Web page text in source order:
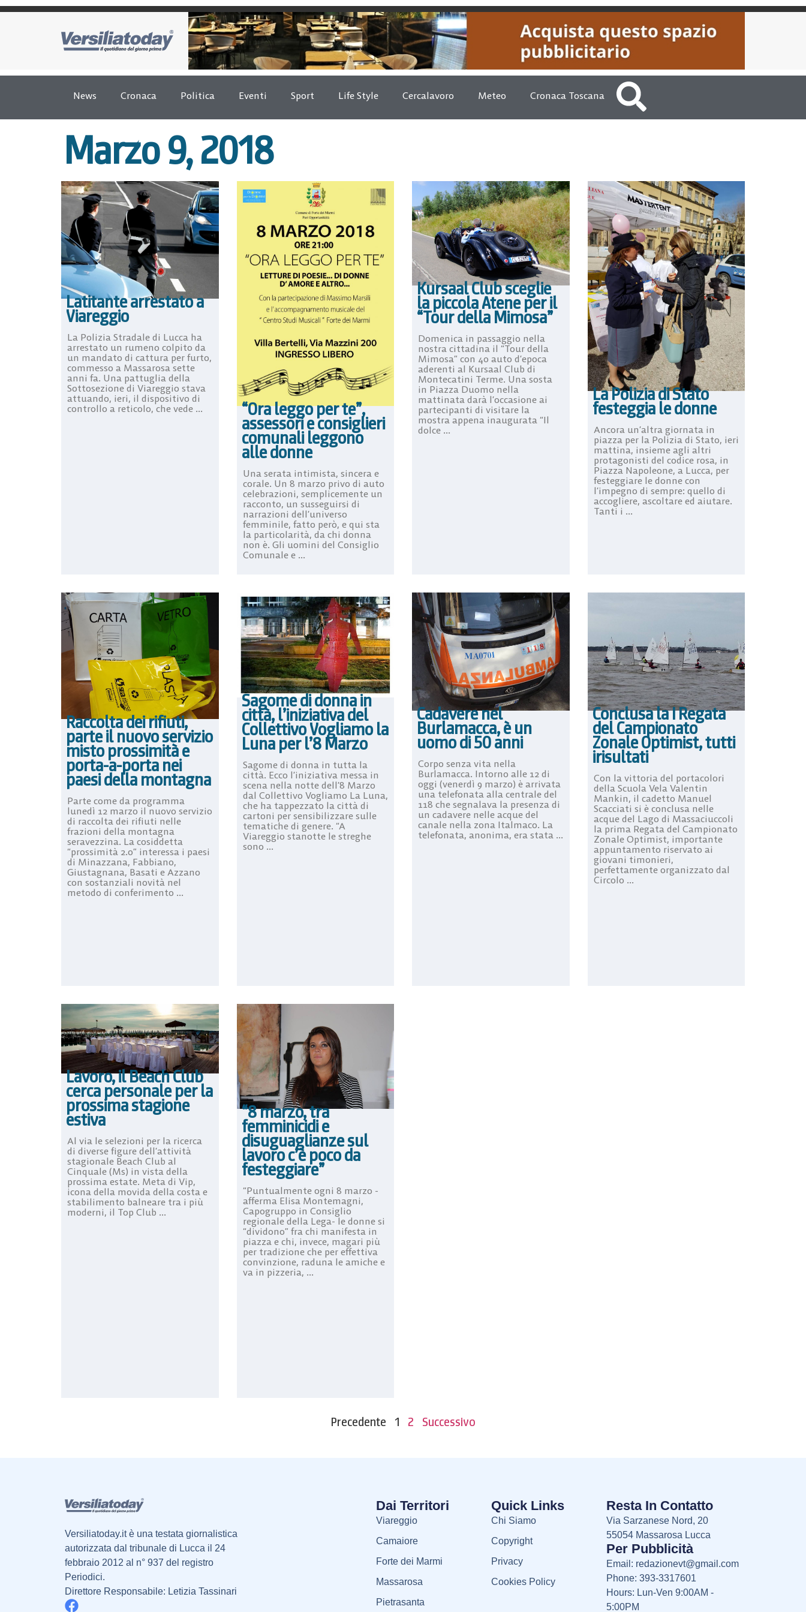
News Cronaca Politica Eventi Sport Life Style Cercalavoro Meteo Cronaca Toscana
Marzo 9, 2018
Latitante arrestato a
Viareggio
La Polizia Stradale di Lucca ha
arrestato un rumeno colpito da
un mandato di cattura per furto,
commesso a Massarosa sette
anni fa. Una pattuglia della
Sottosezione di Viareggio stava
attuando, ieri, il dispositivo di
controllo a reticolo, che vede ...
“Ora leggo per te”,
assessori e consiglieri
comunali leggono
alle donne
Una serata intimista, sincera e
corale. Un 8 marzo privo di auto
celebrazioni, semplicemente un
racconto, un susseguirsi di
narrazioni dell’universo
femminile, fatto però, e qui sta
la particolarità, da chi donna
non è. Gli uomini del Consiglio
Comunale e ...
Kursaal Club sceglie
la piccola Atene per il
“Tour della Mimosa”
Domenica in passaggio nella
nostra cittadina il “Tour della
Mimosa” con 40 auto d’epoca
aderenti al Kursaal Club di
Montecatini Terme. Una sosta
in Piazza Duomo nella
mattinata darà l’occasione ai
partecipanti di visitare la
mostra appena inaugurata “Il
dolce ...
La Polizia di Stato
festeggia le donne
Ancora un’altra giornata in
piazza per la Polizia di Stato, ieri
mattina, insieme agli altri
protagonisti del codice rosa, in
Piazza Napoleone, a Lucca, per
festeggiare le donne con
l’impegno di sempre: quello di
accogliere, ascoltare ed aiutare.
Tanti i ...
Raccolta dei rifiuti,
parte il nuovo servizio
misto prossimità e
porta-a-porta nei
paesi della montagna
Parte come da programma
lunedì 12 marzo il nuovo servizio
di raccolta dei rifiuti nelle
frazioni della montagna
seravezzina. La cosiddetta
“prossimità 2.0” interessa i paesi
di Minazzana, Fabbiano,
Giustagnana, Basati e Azzano
con sostanziali novità nel
metodo di conferimento ...
Sagome di donna in
città, l’iniziativa del
Collettivo Vogliamo la
Luna per l’8 Marzo
Sagome di donna in tutta la
città. Ecco l’iniziativa messa in
scena nella notte dell’8 Marzo
dal Collettivo Vogliamo La Luna,
che ha tappezzato la città di
cartoni per sensibilizzare sulle
tematiche di genere. “A
Viareggio stanotte le streghe
sono ...
Cadavere nel
Burlamacca, è un
uomo di 50 anni
Corpo senza vita nella
Burlamacca. Intorno alle 12 di
oggi (venerdì 9 marzo) è arrivata
una telefonata alla centrale del
118 che segnalava la presenza di
un cadavere nelle acque del
canale nella zona Italmaco. La
telefonata, anonima, era stata ...
Conclusa la I Regata
del Campionato
Zonale Optimist, tutti
irisultati
Con la vittoria del portacolori
della Scuola Vela Valentin
Mankin, il cadetto Manuel
Scacciati si è conclusa nelle
acque del Lago di Massaciuccoli
la prima Regata del Campionato
Zonale Optimist, importante
appuntamento riservato ai
giovani timonieri,
perfettamente organizzato dal
Circolo ...
Lavoro, il Beach Club
cerca personale per la
prossima stagione
estiva
Al via le selezioni per la ricerca
di diverse figure dell’attività
stagionale Beach Club al
Cinquale (Ms) in vista della
prossima estate. Meta di Vip,
icona della movida della costa e
stabilimento balneare tra i più
moderni, il Top Club ...
“8 marzo, tra
femminicidi e
disuguaglianze sul
lavoro c’è poco da
festeggiare”
“Puntualmente ogni 8 marzo -
afferma Elisa Montemagni,
Capogruppo in Consiglio
regionale della Lega- le donne si
“dividono” fra chi manifesta in
piazza e chi, invece, magari più
per tradizione che per effettiva
convinzione, raduna le amiche e
va in pizzeria, ...
Precedente 1 2 Successivo
Versiliatoday.it è una testata giornalistica
autorizzata dal tribunale di Lucca il 24
febbraio 2012 al n° 937 del registro
Periodici.
Direttore Responsabile: Letizia Tassinari
Dai Territori
Viareggio
Camaiore
Forte dei Marmi
Massarosa
Pietrasanta
Quick Links
Chi Siamo
Copyright
Privacy
Cookies Policy
Resta In Contatto
Via Sarzanese Nord, 20
55054 Massarosa Lucca
Per Pubblicità
Email: redazionevt@gmail.com
Phone: 393-3317601
Hours: Lun-Ven 9:00AM -
5:00PM